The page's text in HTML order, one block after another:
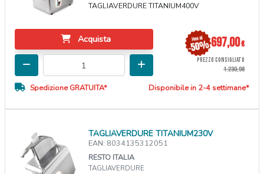
TAGLIAVERDURE TITANIUM400V
Acquista 697,00€
PREZZO CONSIGLIATO
1.230,98
Spedizione GRATUITA* Disponibile in 2-4 settimane*
TAGLIAVERDURE TITANIUM230V
EAN: 8034135312051
RESTO ITALIA
TAGLIAVERDURE